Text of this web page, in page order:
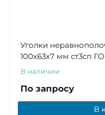
Уголки
100х63х7 мм ст3сп
В наличии
По запросу
В